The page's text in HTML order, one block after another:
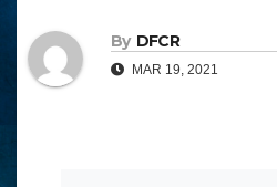
By DFCR
MAR 19, 2021